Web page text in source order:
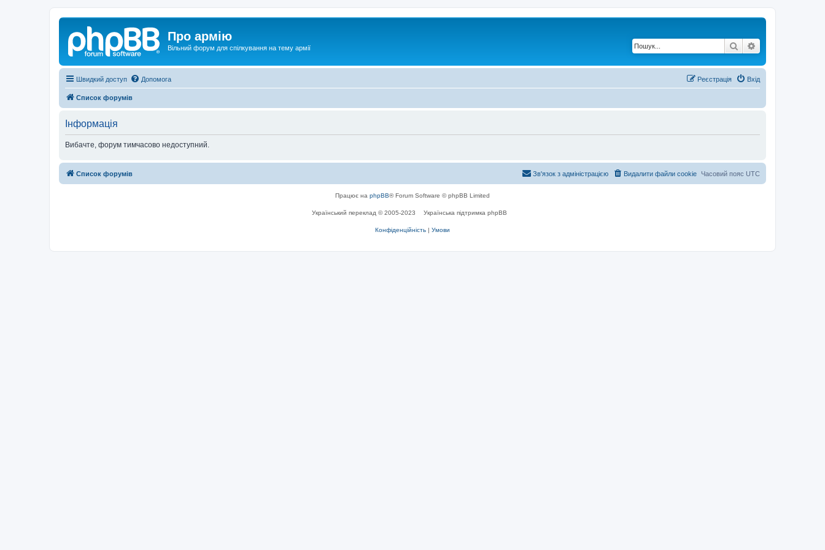
Про армію
Вільний форум для спілкування на тему армії Пошук
Швидкий доступ Допомога Вхід
Реєстрація
Список форумів
Інформація
Вибачте, форум тимчасово недоступний.
Список форумів Часовий пояс UTC
Видалити файли cookie
Зв'язок з адміністрацією
Працює на phpBB® Forum Software © phpBB Limited
Український переклад © 2005-2023 Українська підтримка phpBB
Конфіденційність | Умови